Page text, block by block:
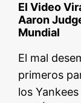
El Video
Aaron
Mundial
El mal
primeros
los